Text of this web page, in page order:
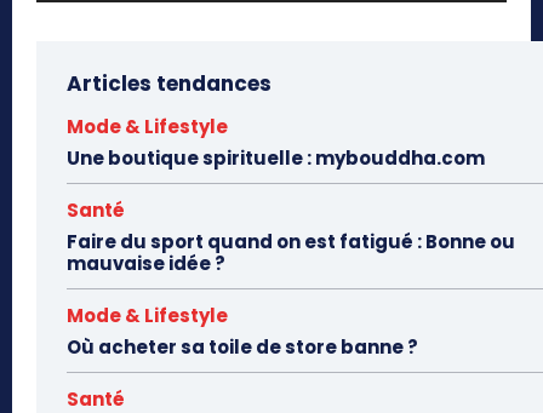
Articles tendances
Mode & Lifestyle
Une boutique spirituelle : mybouddha.com
Santé
Faire du sport quand on est fatigué : Bonne ou
mauvaise idée ?
Mode & Lifestyle
Où acheter sa toile de store banne ?
Santé